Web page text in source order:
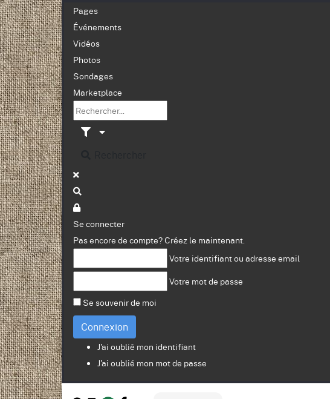
Pages
Événements
Vidéos
Photos
Sondages
Marketplace
Se connecter
Pas encore de compte? Créez le maintenant.
Votre identifiant ou adresse email
Votre mot de passe
Se souvenir de moi
Connexion
J'ai oublié mon identifiant
J'ai oublié mon mot de passe